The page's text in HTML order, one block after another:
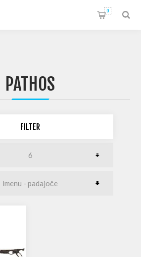
0
PATHOS
FILTER